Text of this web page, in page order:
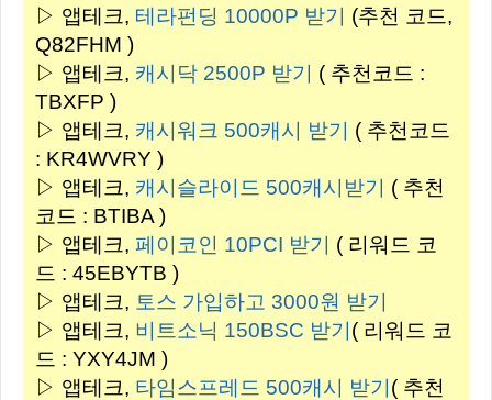
▷ 앱테크, 테라펀딩 10000P 받기 (추천 코드,
Q82FHM )
▷ 앱테크, 캐시닥 2500P 받기 ( 추천코드 :
TBXFP )
▷ 앱테크, 캐시워크 500캐시 받기 ( 추천코드
: KR4WVRY )
▷ 앱테크, 캐시슬라이드 500캐시받기 ( 추천
코드 : BTIBA )
▷ 앱테크, 페이코인 10PCI 받기 ( 리워드 코
드 : 45EBYTB )
▷ 앱테크, 토스 가입하고 3000원 받기
▷ 앱테크, 비트소닉 150BSC 받기( 리워드 코
드 : YXY4JM )
▷ 앱테크, 타임스프레드 500캐시 받기( 추천